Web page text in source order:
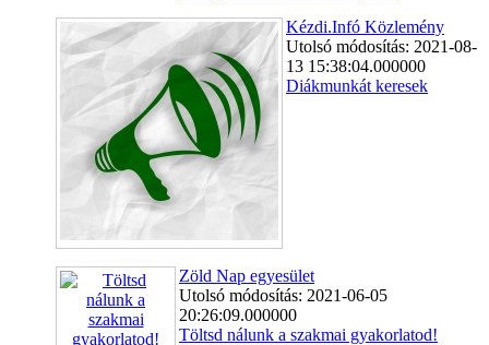
Kézdi.Infó Közlemény
Utolsó módosítás: 2021-08-
13 15:38:04.000000
Diákmunkát keresek
Zöld Nap egyesület
Utolsó módosítás: 2021-06-05
20:26:09.000000
Töltsd nálunk a szakmai gyakorlatod!